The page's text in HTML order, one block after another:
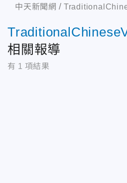
中天新聞網
相關報導
有 1 項結果